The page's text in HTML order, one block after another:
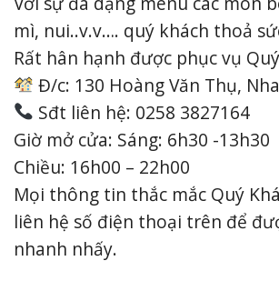
mì, nui..v.v…. quý khách thoả
Rất hân hạnh được phục vụ
Đ/c: 130 Hoàng Văn Thụ,
Sđt liên hệ: 0258 3827164
Giờ mở cửa: Sáng: 6h30 -13h30
Chiều: 16h00 – 22h00
Mọi thông tin thắc mắc Quý
liên hệ số điện thoại trên để
nhanh nhấy.